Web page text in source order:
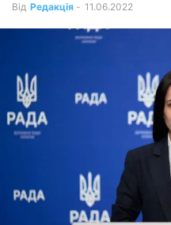
Від Редакція - 11.06.2022